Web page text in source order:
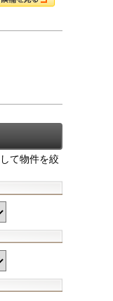
て物件を絞